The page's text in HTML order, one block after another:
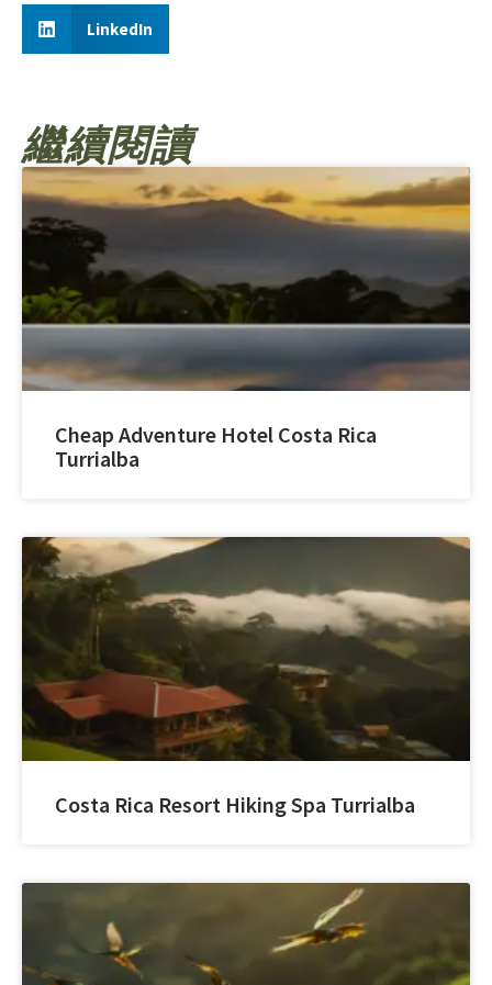
LinkedIn
繼續閱讀
Cheap Adventure Hotel Costa Rica
Turrialba
Costa Rica Resort Hiking Spa Turrialba